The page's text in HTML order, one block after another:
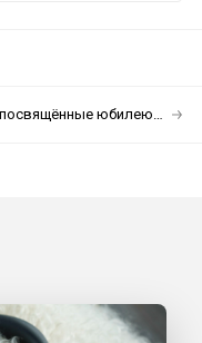
юбилею Микки Мауса